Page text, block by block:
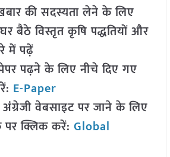
की सदस्यता लेने के लिए
बैठे विस्तृत कृषि पद्धतियों और
में पढ़ें
पढ़ने के लिए नीचे दिए गए
E-Paper
वेबसाइट पर जाने के लिए
पर क्लिक करें: Global